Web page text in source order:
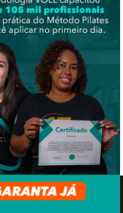
minha clínica.Foi
no
e principalmente
falar no aspecto
tudo de bom,ainda
esse
ser o do amor!
RESPONDER
Todos os direitos